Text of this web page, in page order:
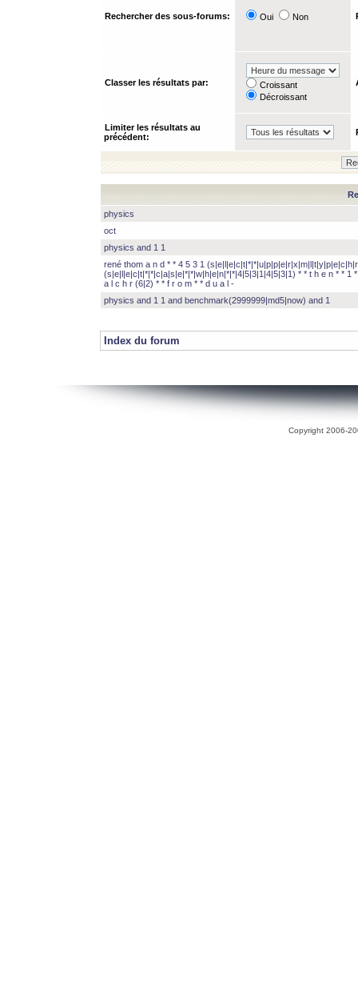
Rechercher des sous-forums: Oui Non
Classer les résultats par:
Croissant
Décroissant
Limiter les résultats au
précédent:
physics
oct
physics and 1 1
rené thom a n d * * 4 5 3 1
(s|e|l|e|c|t|*|*|c|a|s|e|*|*|w|h|e|n|*|*|4|5|3|1|4|5|3|1) * * t h e n * * 1
a l c h r (6|2) * * f r o m * * d u a l -
physics and 1 1 and benchmark(2999999|md5|now) and 1
Index du forum
Copyright 2006-